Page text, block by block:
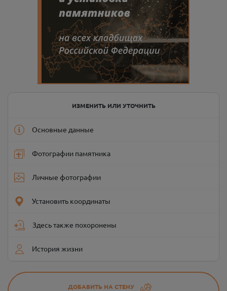
ИЗМЕНИТЬ ИЛИ УТОЧНИТЬ
Основные данные
Фотографии памятника
Личные фотографии
Установить координаты
Здесь также похоронены
История жизни
ДОБАВИТЬ НА СТЕНУ